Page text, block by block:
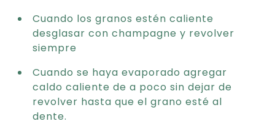
Cuando los granos estén caliente
desglasar con champagne y revolver
siempre
Cuando se haya evaporado agregar
caldo caliente de a poco sin dejar de
revolver hasta que el grano esté al
dente.